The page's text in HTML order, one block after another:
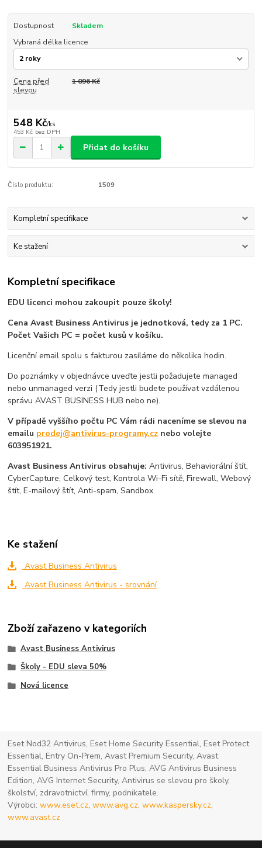
Dostupnost
Skladem
Vybraná délka licence
Cena před
slevou
1 096 Kč
548 Kč/ks
453 Kč bez DPH
Přidat do košíku
Číslo produktu: 1509
Kompletní specifikace
Ke stažení
Kompletní specifikace
EDU licenci mohou zakoupit pouze školy!
Cena Avast Business Antivirus je jednotková, tedy za 1 PC.
Počet Vašich PC = počet kusů v košíku.
Licenční email spolu s fakturou zasíláme do několika hodin.
Do poznámky v objednávce uveďte jestli požadujete managed
nebo unmanaged verzi (Tedy jestli budete používat vzdálenou
správu AVAST BUSINESS HUB nebo ne).
V případě vyššího počtu PC Vám rádi naceníme se slevou na
emailu prodej@antivirus-programy.cz nebo volejte
603951921.
Avast Business Antivirus obsahuje: Antivirus, Behaviorální štít,
CyberCapture, Celkový test, Kontrola Wi-Fi sítě, Firewall, Webový
štít, E-mailový štít, Anti-spam, Sandbox.
Ke stažení
Avast Business Antivirus
Avast Business Antivirus - srovnání
Zboží zařazeno v kategoriích
Avast Business Antivirus
Školy - EDU sleva 50%
Nová licence
Eset Nod32 Antivirus, Eset Home Security Essential, Eset Protect
Essential, Entry On-Prem, Avast Premium Security, Avast
Essential Business Antivirus Pro Plus, AVG Antivirus Business
Edition, AVG Internet Security, Antivirus se slevou pro školy,
školství, zdravotnictví, firmy, podnikatele.
Výrobci:www.eset.cz,www.avg.cz,www.kaspersky.cz,
www.avast.cz